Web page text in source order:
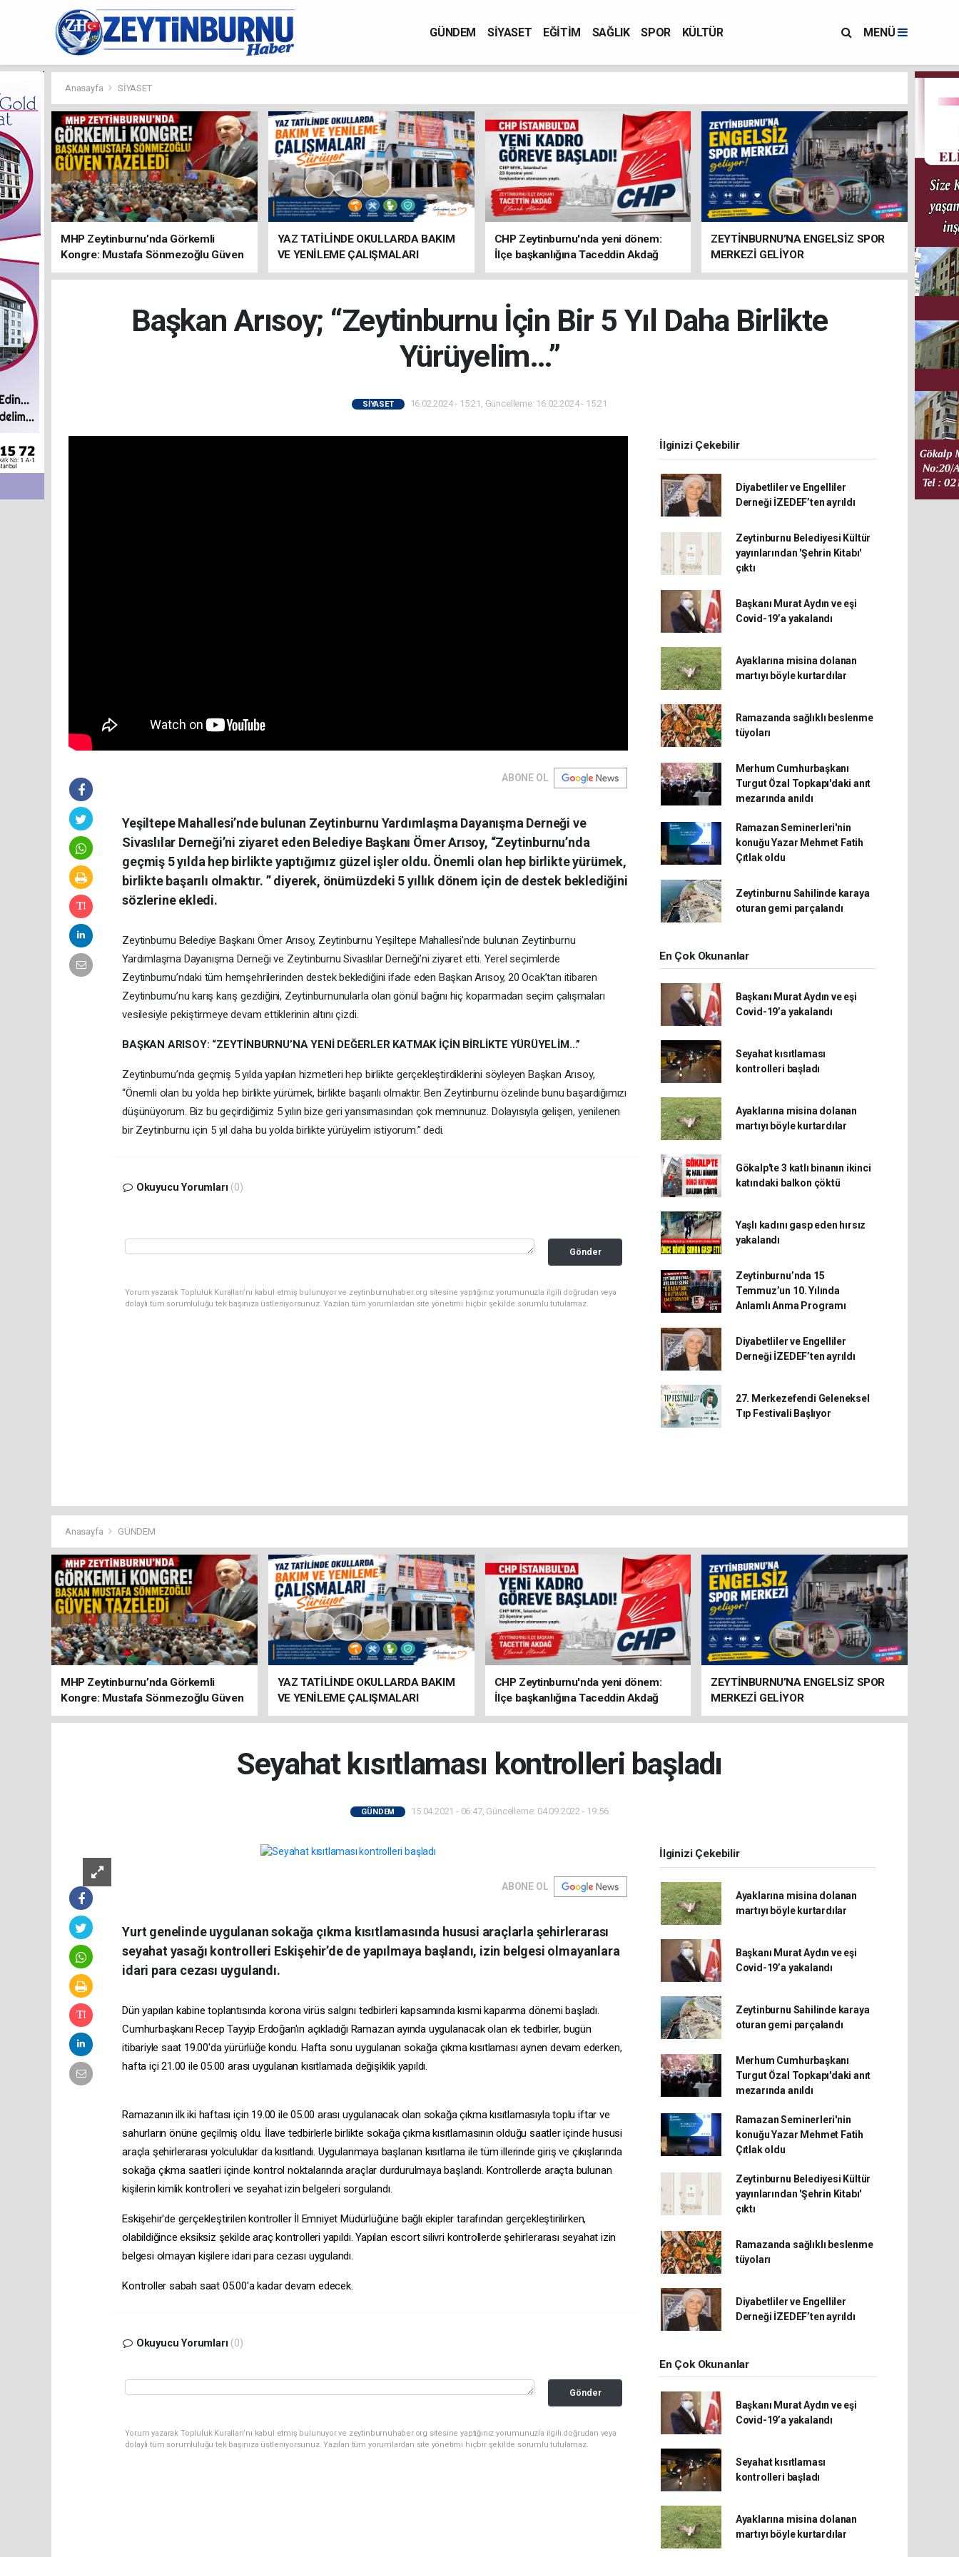
GÜNDEM SİYASET EĞİTİM SAĞLIK SPOR KÜLTÜR MENÜ
Anasayfa SİYASET
MHP Zeytinburnu’nda Görkemli
Kongre: Mustafa Sönmezoğlu Güven
Tazeledi
YAZ TATİLİNDE OKULLARDA BAKIM
VE YENİLEME ÇALIŞMALARI
SÜRÜYOR
CHP Zeytinburnu'nda yeni dönem:
İlçe başkanlığına Taceddin Akdağ
atandı
ZEYTİNBURNU’NA ENGELSİZ SPOR
MERKEZİ GELİYOR
Başkan Arısoy; “Zeytinburnu İçin Bir 5 Yıl Daha Birlikte
Yürüyelim…”
SİYASET 16.02.2024 - 15:21, Güncelleme: 16.02.2024 - 15:21
ABONE OL
Yeşiltepe Mahallesi’nde bulunan Zeytinburnu Yardımlaşma Dayanışma Derneği ve
Sivaslılar Derneği’ni ziyaret eden Belediye Başkanı Ömer Arısoy, “Zeytinburnu’nda
geçmiş 5 yılda hep birlikte yaptığımız güzel işler oldu. Önemli olan hep birlikte yürümek,
birlikte başarılı olmaktır. ” diyerek, önümüzdeki 5 yıllık dönem için de destek beklediğini
sözlerine ekledi.
Zeytinburnu Belediye Başkanı Ömer Arısoy, Zeytinburnu Yeşiltepe Mahallesi’nde bulunan Zeytinburnu
Yardımlaşma Dayanışma Derneği ve Zeytinburnu Sivaslılar Derneği’ni ziyaret etti. Yerel seçimlerde
Zeytinburnu’ndaki tüm hemşehrilerinden destek beklediğini ifade eden Başkan Arısoy, 20 Ocak’tan itibaren
Zeytinburnu’nu karış karış gezdiğini, Zeytinburnunularla olan gönül bağını hiç koparmadan seçim çalışmaları
vesilesiyle pekiştirmeye devam ettiklerinin altını çizdi.
BAŞKAN ARISOY: “ZEYTİNBURNU’NA YENİ DEĞERLER KATMAK İÇİN BİRLİKTE YÜRÜYELİM…”
Zeytinburnu’nda geçmiş 5 yılda yapılan hizmetleri hep birlikte gerçekleştirdiklerini söyleyen Başkan Arısoy,
“Önemli olan bu yolda hep birlikte yürümek, birlikte başarılı olmaktır. Ben Zeytinburnu özelinde bunu başardığımızı
düşünüyorum. Biz bu geçirdiğimiz 5 yılın bize geri yansımasından çok memnunuz. Dolayısıyla gelişen, yenilenen
bir Zeytinburnu için 5 yıl daha bu yolda birlikte yürüyelim istiyorum.” dedi.
Okuyucu Yorumları (0)
Gönder
Yorum yazarak Topluluk Kuralları’nı kabul etmiş bulunuyor ve zeytinburnuhaber.org sitesine yaptığınız yorumunuzla ilgili doğrudan veya
dolaylı tüm sorumluluğu tek başınıza üstleniyorsunuz. Yazılan tüm yorumlardan site yönetimi hiçbir şekilde sorumlu tutulamaz.
İlginizi Çekebilir
Diyabetliler ve Engelliler
Derneği İZEDEF’ten ayrıldı
Zeytinburnu Belediyesi Kültür
yayınlarından 'Şehrin Kitabı'
çıktı
Başkanı Murat Aydın ve eşi
Covid-19’a yakalandı
Ayaklarına misina dolanan
martıyı böyle kurtardılar
Ramazanda sağlıklı beslenme
tüyoları
Merhum Cumhurbaşkanı
Turgut Özal Topkapı'daki anıt
mezarında anıldı
Ramazan Seminerleri'nin
konuğu Yazar Mehmet Fatih
Çıtlak oldu
Zeytinburnu Sahilinde karaya
oturan gemi parçalandı
En Çok Okunanlar
Başkanı Murat Aydın ve eşi
Covid-19’a yakalandı
Seyahat kısıtlaması
kontrolleri başladı
Ayaklarına misina dolanan
martıyı böyle kurtardılar
Gökalp'te 3 katlı binanın ikinci
katındaki balkon çöktü
Yaşlı kadını gasp eden hırsız
yakalandı
Zeytinburnu’nda 15
Temmuz’un 10. Yılında
Anlamlı Anma Programı
Diyabetliler ve Engelliler
Derneği İZEDEF’ten ayrıldı
27. Merkezefendi Geleneksel
Tıp Festivali Başlıyor
Anasayfa GÜNDEM
MHP Zeytinburnu’nda Görkemli
Kongre: Mustafa Sönmezoğlu Güven
Tazeledi
YAZ TATİLİNDE OKULLARDA BAKIM
VE YENİLEME ÇALIŞMALARI
SÜRÜYOR
CHP Zeytinburnu'nda yeni dönem:
İlçe başkanlığına Taceddin Akdağ
atandı
ZEYTİNBURNU’NA ENGELSİZ SPOR
MERKEZİ GELİYOR
Seyahat kısıtlaması kontrolleri başladı
GÜNDEM 15.04.2021 - 06:47, Güncelleme: 04.09.2022 - 19:56
ABONE OL
Yurt genelinde uygulanan sokağa çıkma kısıtlamasında hususi araçlarla şehirlerarası
seyahat yasağı kontrolleri Eskişehir’de de yapılmaya başlandı, izin belgesi olmayanlara
idari para cezası uygulandı.
Dün yapılan kabine toplantısında korona virüs salgını tedbirleri kapsamında kısmi kapanma dönemi başladı.
Cumhurbaşkanı Recep Tayyip Erdoğan'ın açıkladığı Ramazan ayında uygulanacak olan ek tedbirler, bugün
itibariyle saat 19.00'da yürürlüğe kondu. Hafta sonu uygulanan sokağa çıkma kısıtlaması aynen devam ederken,
hafta içi 21.00 ile 05.00 arası uygulanan kısıtlamada değişiklik yapıldı.
Ramazanın ilk iki haftası için 19.00 ile 05.00 arası uygulanacak olan sokağa çıkma kısıtlamasıyla toplu iftar ve
sahurların önüne geçilmiş oldu. İlave tedbirlerle birlikte sokağa çıkma kısıtlamasının olduğu saatler içinde hususi
araçla şehirlerarası yolculuklar da kısıtlandı. Uygulanmaya başlanan kısıtlama ile tüm illerinde giriş ve çıkışlarında
sokağa çıkma saatleri içinde kontrol noktalarında araçlar durdurulmaya başlandı. Kontrollerde araçta bulunan
kişilerin kimlik kontrolleri ve seyahat izin belgeleri sorgulandı.
Eskişehir'de gerçekleştirilen kontroller İl Emniyet Müdürlüğüne bağlı ekipler tarafından gerçekleştirilirken,
olabildiğince eksiksiz şekilde araç kontrolleri yapıldı. Yapılan escort silivrikontrollerde şehirlerarası seyahat izin
belgesi olmayan kişilere idari para cezası uygulandı.
Kontroller sabah saat 05.00'a kadar devam edecek.
Okuyucu Yorumları (0)
Gönder
Yorum yazarak Topluluk Kuralları’nı kabul etmiş bulunuyor ve zeytinburnuhaber.org sitesine yaptığınız yorumunuzla ilgili doğrudan veya
dolaylı tüm sorumluluğu tek başınıza üstleniyorsunuz. Yazılan tüm yorumlardan site yönetimi hiçbir şekilde sorumlu tutulamaz.
İlginizi Çekebilir
Ayaklarına misina dolanan
martıyı böyle kurtardılar
Başkanı Murat Aydın ve eşi
Covid-19’a yakalandı
Zeytinburnu Sahilinde karaya
oturan gemi parçalandı
Merhum Cumhurbaşkanı
Turgut Özal Topkapı'daki anıt
mezarında anıldı
Ramazan Seminerleri'nin
konuğu Yazar Mehmet Fatih
Çıtlak oldu
Zeytinburnu Belediyesi Kültür
yayınlarından 'Şehrin Kitabı'
çıktı
Ramazanda sağlıklı beslenme
tüyoları
Diyabetliler ve Engelliler
Derneği İZEDEF’ten ayrıldı
En Çok Okunanlar
Başkanı Murat Aydın ve eşi
Covid-19’a yakalandı
Seyahat kısıtlaması
kontrolleri başladı
Ayaklarına misina dolanan
martıyı böyle kurtardılar